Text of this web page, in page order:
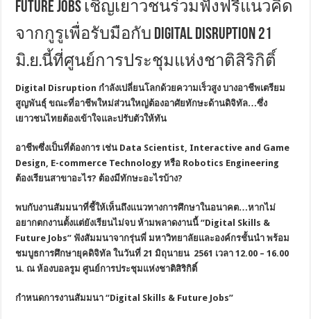
Future Jobs เชิญเยาวชนร่วมฟังฟรีแนวคิด
จากกูรูเพื่อรับมือกับ Digital Disruption 21
มิ.ย.นี้ที่ศูนย์การประชุมแห่งชาติสิริกิติ์
Digital Disruption กำลังเปลี่ยนโลกด้วยความเร็วสูง บางอาชีพเตรียม
สูญพันธุ์ ขณะที่อาชีพใหม่ส่วนใหญ่ต้องอาศัยทักษะด้านดิจิทัล…ซึ่ง
เยาวชนไทยต้องเข้าใจและปรับตัวให้ทัน
อาชีพซึ่งเป็นที่ต้องการ เช่น Data Scientist, Interactive and Game
Design, E-commerce Technology หรือ Robotics Engineering
ต้องเรียนสาขาอะไร? ต้องมีทักษะอะไรบ้าง?
พบกับงานสัมมนาที่ชี้ให้เห็นถึงแนวทางการศึกษาในอนาคต…หากไม่
อยากตกงานตั้งแต่ยังเรียนไม่จบ ห้ามพลาดงานนี้ “Digital Skills &
Future Jobs” ฟังสัมมนาจากรุ่นพี่ มหาวิทยาลัยและองค์กรชั้นนำ พร้อม
ชมบูธการศึกษายุคดิจิทัล ในวันที่ 21 มิถุนายน 2561 เวลา 12.00 – 16.00
น. ณ ห้องบอลรูม ศูนย์การประชุมแห่งชาติสิริกิติ์
กำหนดการงานสัมมนา “Digital Skills & Future Jobs”